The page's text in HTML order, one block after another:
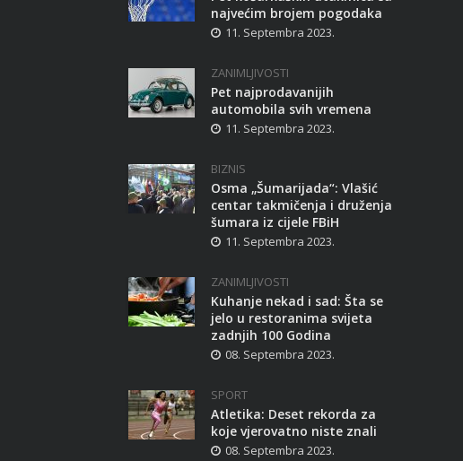
najvećim brojem pogodaka
11. Septembra 2023.
ZANIMLJIVOSTI
Pet najprodavanijih
automobila svih vremena
11. Septembra 2023.
BIZNIS
Osma „Šumarijada“: Vlašić
centar takmičenja i druženja
šumara iz cijele FBiH
11. Septembra 2023.
ZANIMLJIVOSTI
Kuhanje nekad i sad: Šta se
jelo u restoranima svijeta
zadnjih 100 Godina
08. Septembra 2023.
SPORT
Atletika: Deset rekorda za
koje vjerovatno niste znali
08. Septembra 2023.